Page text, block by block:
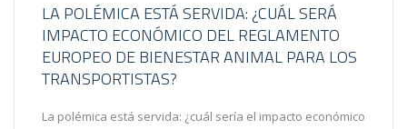
LA POLÉMICA ESTÁ SERVIDA: ¿CUÁL SERÁ
IMPACTO ECONÓMICO DEL REGLAMENTO
EUROPEO DE BIENESTAR ANIMAL PARA LOS
TRANSPORTISTAS?
La polémica está servida: ¿cuál sería el impacto económico